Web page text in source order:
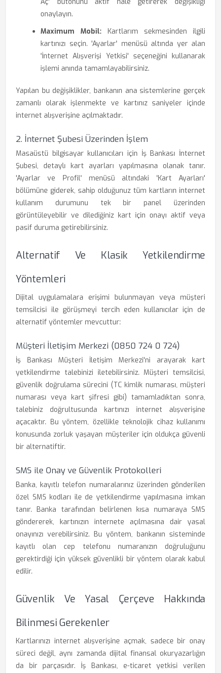
onaylayın.
Maximum Mobil: Kartlarım sekmesinden ilgili
kartınızı seçin. 'Ayarlar' menüsü altında yer alan
'İnternet Alışverişi Yetkisi' seçeneğini kullanarak
işlemi anında tamamlayabilirsiniz.
Yapılan bu değişiklikler, bankanın ana sistemlerine gerçek
zamanlı olarak işlenmekte ve kartınız saniyeler içinde
internet alışverişine açılmaktadır.
2. İnternet Şubesi Üzerinden İşlem
Masaüstü bilgisayar kullanıcıları için İş Bankası İnternet
Şubesi, detaylı kart ayarları yapılmasına olanak tanır.
'Ayarlar ve Profil' menüsü altındaki 'Kart Ayarları'
bölümüne giderek, sahip olduğunuz tüm kartların internet
kullanım durumunu tek bir panel üzerinden
görüntüleyebilir ve dilediğiniz kart için onayı aktif veya
pasif duruma getirebilirsiniz.
Alternatif Ve Klasik Yetkilendirme
Yöntemleri
Dijital uygulamalara erişimi bulunmayan veya müşteri
temsilcisi ile görüşmeyi tercih eden kullanıcılar için de
alternatif yöntemler mevcuttur:
Müşteri İletişim Merkezi (0850 724 0 724)
İş Bankası Müşteri İletişim Merkezi'ni arayarak kart
yetkilendirme talebinizi iletebilirsiniz. Müşteri temsilcisi,
güvenlik doğrulama sürecini (TC kimlik numarası, müşteri
numarası veya kart şifresi gibi) tamamladıktan sonra,
talebiniz doğrultusunda kartınızı internet alışverişine
açacaktır. Bu yöntem, özellikle teknolojik cihaz kullanımı
konusunda zorluk yaşayan müşteriler için oldukça güvenli
bir alternatiftir.
SMS ile Onay ve Güvenlik Protokolleri
Banka, kayıtlı telefon numaralarınız üzerinden gönderilen
özel SMS kodları ile de yetkilendirme yapılmasına imkan
tanır. Banka tarafından belirlenen kısa numaraya SMS
göndererek, kartınızın internete açılmasına dair yasal
onayınızı verebilirsiniz. Bu yöntem, bankanın sisteminde
kayıtlı olan cep telefonu numaranızın doğruluğunu
gerektirdiği için yüksek güvenlikli bir yöntem olarak kabul
edilir.
Güvenlik Ve Yasal Çerçeve Hakkında
Bilinmesi Gerekenler
Kartlarınızı internet alışverişine açmak, sadece bir onay
süreci değil, aynı zamanda dijital finansal okuryazarlığın
da bir parçasıdır. İş Bankası, e-ticaret yetkisi verilen